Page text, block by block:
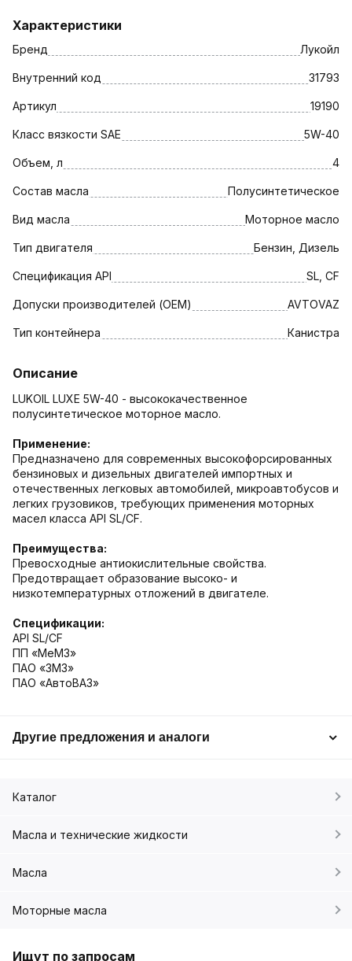
Характеристики
Бренд Лукойл
Внутренний код 31793
Артикул 19190
Класс вязкости SAE 5W-40
Объем, л 4
Состав масла Полусинтетическое
Вид масла Моторное масло
Тип двигателя Бензин, Дизель
Спецификация API SL, CF
Допуски производителей (OEM) AVTOVAZ
Тип контейнера Канистра
Описание
LUKOIL LUXE 5W-40 - высококачественное
полусинтетическое моторное масло.
Применение:
Предназначено для современных высокофорсированных
бензиновых и дизельных двигателей импортных и
отечественных легковых автомобилей, микроавтобусов и
легких грузовиков, требующих применения моторных
масел класса API SL/CF.
Преимущества:
Превосходные антиокислительные свойства.
Предотвращает образование высоко- и
низкотемпературных отложений в двигателе.
Спецификации:
API SL/CF
ПП «МеМЗ»
ПАО «ЗМЗ»
ПАО «АвтоВАЗ»
Другие предложения и аналоги
Каталог
Масла и технические жидкости
Масла
Моторные масла
Ищут по запросам